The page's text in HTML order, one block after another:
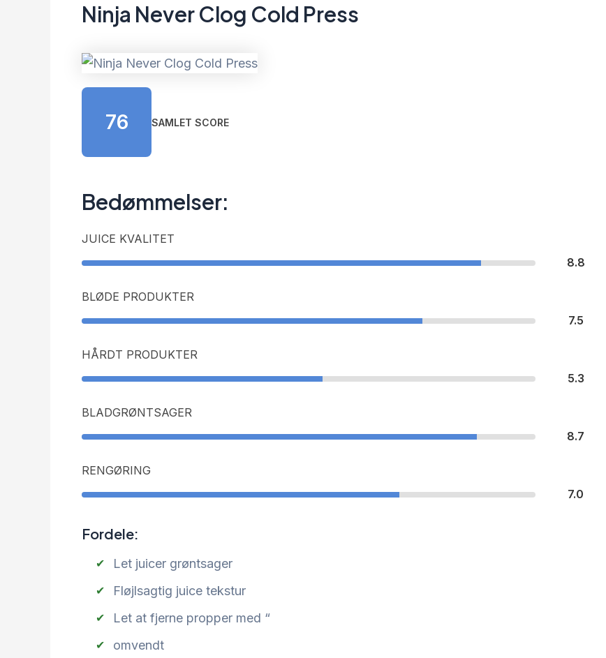
Ninja Never Clog Cold Press
76 SAMLET SCORE
Bedømmelser:
JUICE KVALITET
8.8
BLØDE PRODUKTER
7.5
HÅRDT PRODUKTER
5.3
BLADGRØNTSAGER
8.7
RENGØRING
7.0
Fordele:
Let juicer grøntsager
Fløjlsagtig juice tekstur
Let at fjerne propper med “
omvendt